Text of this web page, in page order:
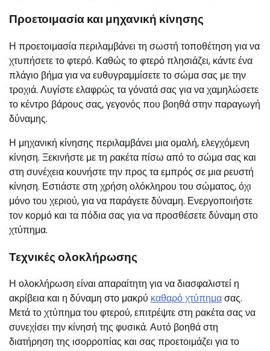
Προετοιμασία και μηχανική κίνησης
Η προετοιμασία περιλαμβάνει τη σωστή τοποθέτηση για να
χτυπήσετε το φτερό. Καθώς το φτερό πλησιάζει, κάντε ένα
πλάγιο βήμα για να ευθυγραμμίσετε το σώμα σας με την
τροχιά. Λυγίστε ελαφρώς τα γόνατά σας για να χαμηλώσετε
το κέντρο βάρους σας, γεγονός που βοηθά στην παραγωγή
δύναμης.
Η μηχανική κίνησης περιλαμβάνει μια ομαλή, ελεγχόμενη
κίνηση. Ξεκινήστε με τη ρακέτα πίσω από το σώμα σας και
στη συνέχεια κουνήστε την προς τα εμπρός σε μια ρευστή
κίνηση. Εστιάστε στη χρήση ολόκληρου του σώματος, όχι
μόνο του χεριού, για να παράγετε δύναμη. Ενεργοποιήστε
τον κορμό και τα πόδια σας για να προσθέσετε δύναμη στο
χτύπημα.
Τεχνικές ολοκλήρωσης
Η ολοκλήρωση είναι απαραίτητη για να διασφαλιστεί η
ακρίβεια και η δύναμη στο μακρύ καθαρό χτύπημασας.
Μετά το χτύπημα του φτερού, επιτρέψτε στη ρακέτα σας να
συνεχίσει την κίνησή της φυσικά. Αυτό βοηθά στη
διατήρηση της ισορροπίας και σας προετοιμάζει για το